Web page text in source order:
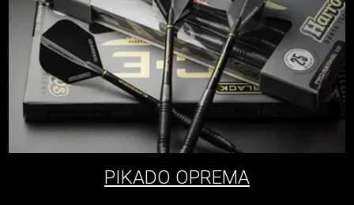
PIKADO OPREMA